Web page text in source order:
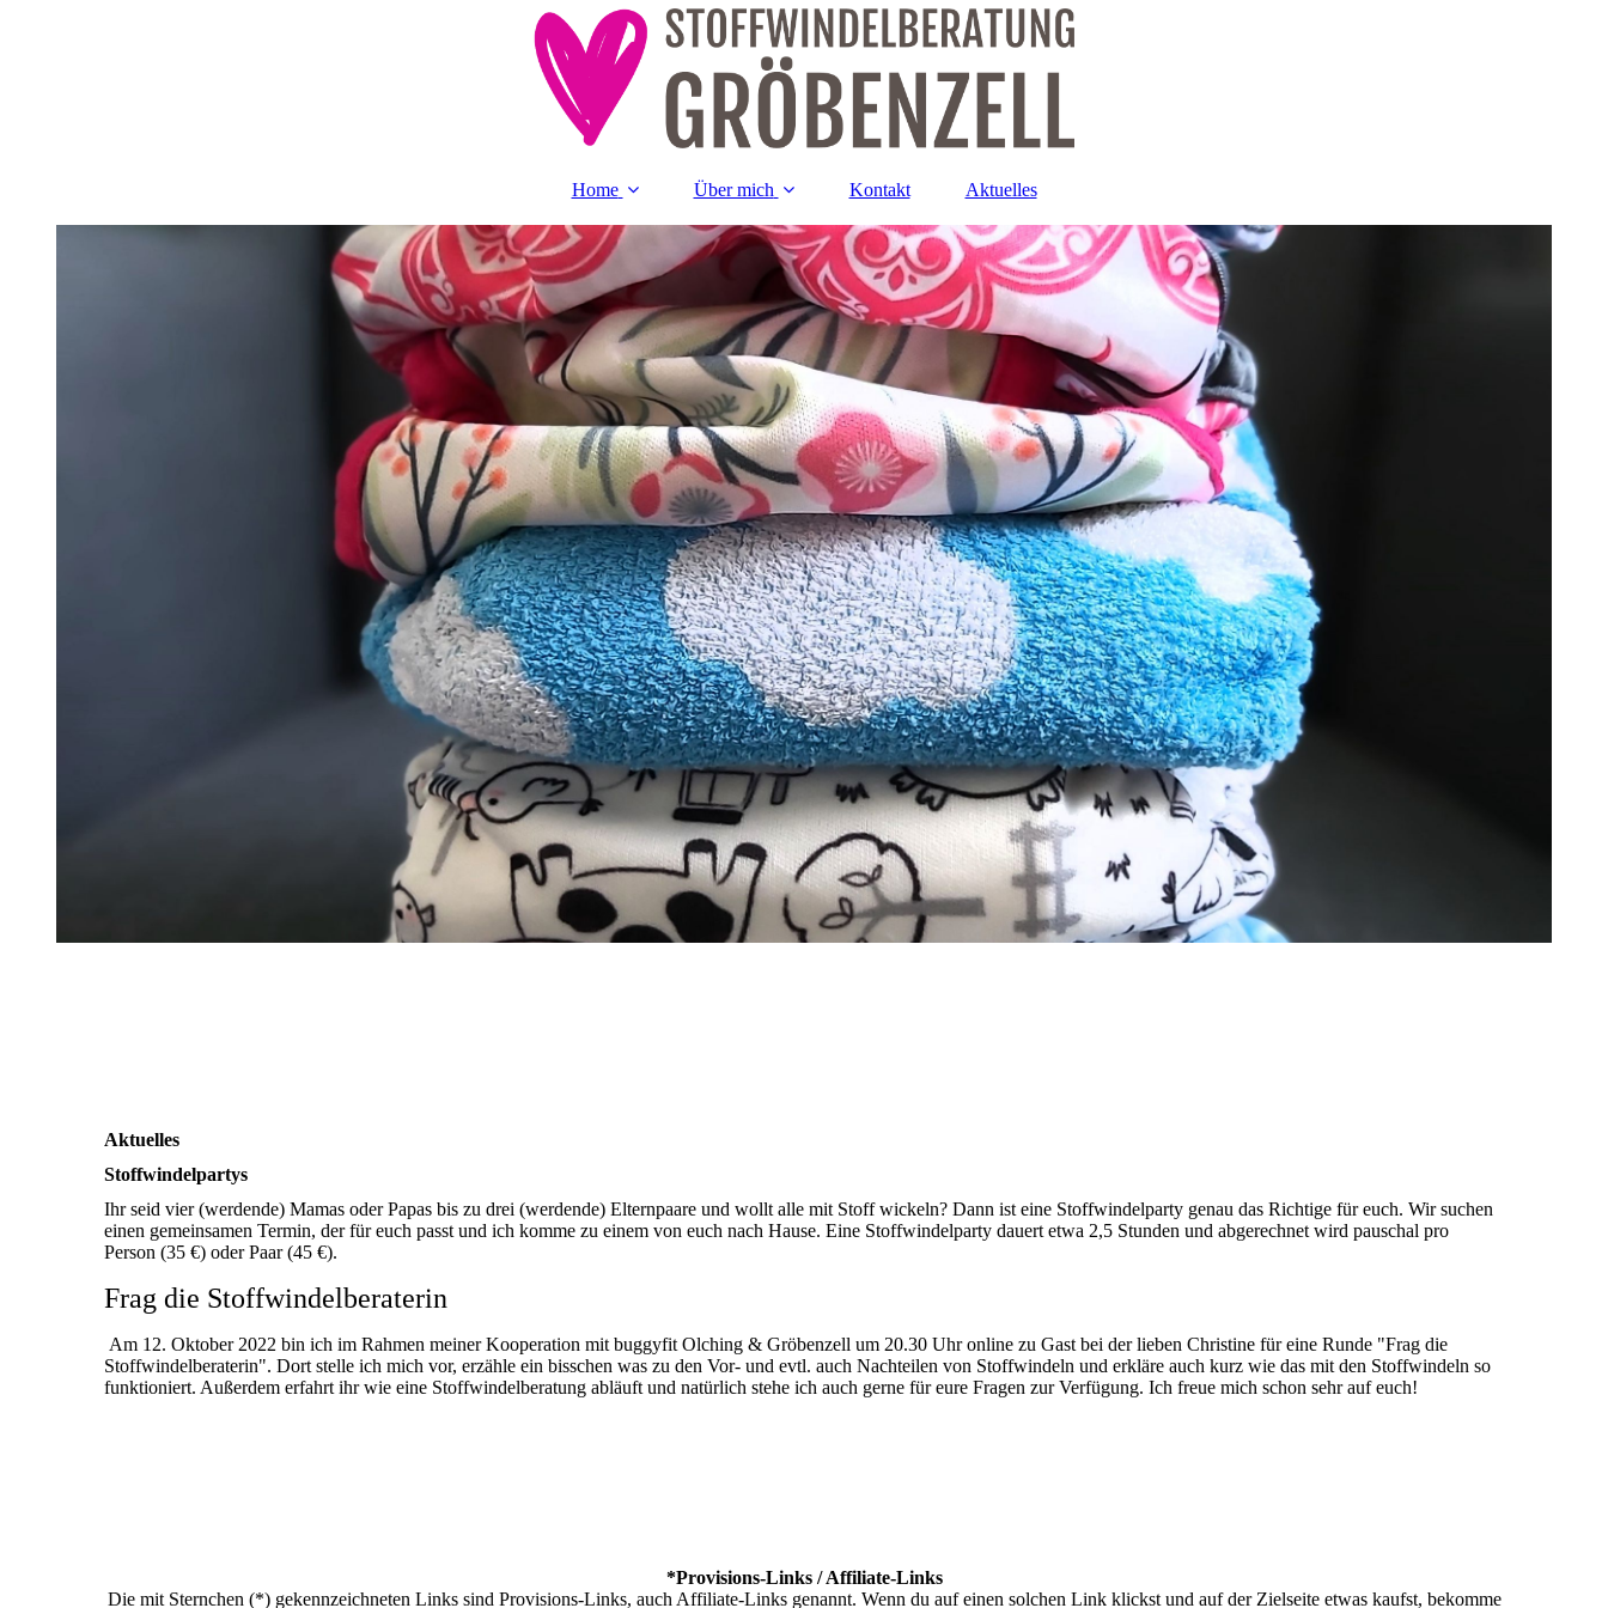
Home Über mich Kontakt Aktuelles
Aktuelles
Stoffwindelpartys
Ihr seid vier (werdende) Mamas oder Papas bis zu drei (werdende) Elternpaare und wollt alle mit Stoff wickeln? Dann ist eine Stoffwindelparty genau das Richtige für euch. Wir suchen
einen gemeinsamen Termin, der für euch passt und ich komme zu einem von euch nach Hause. Eine Stoffwindelparty dauert etwa 2,5 Stunden und abgerechnet wird pauschal pro
Person (35 €) oder Paar (45 €).
Frag die Stoffwindelberaterin
Am 12. Oktober 2022 bin ich im Rahmen meiner Kooperation mit buggyfit Olching & Gröbenzell um 20.30 Uhr online zu Gast bei der lieben Christine für eine Runde "Frag die
Stoffwindelberaterin". Dort stelle ich mich vor, erzähle ein bisschen was zu den Vor- und evtl. auch Nachteilen von Stoffwindeln und erkläre auch kurz wie das mit den Stoffwindeln so
funktioniert. Außerdem erfahrt ihr wie eine Stoffwindelberatung abläuft und natürlich stehe ich auch gerne für eure Fragen zur Verfügung. Ich freue mich schon sehr auf euch!
*Provisions-Links / Affiliate-Links
Die mit Sternchen (*) gekennzeichneten Links sind Provisions-Links, auch Affiliate-Links genannt. Wenn du auf einen solchen Link klickst und auf der Zielseite etwas kaufst, bekomme